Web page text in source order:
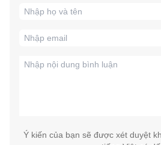
Ý kiến của bạn sẽ được xét duyệt